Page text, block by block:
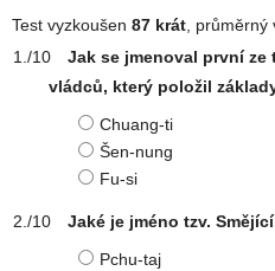
Test vyzkoušen 87 krát, průměrný
Jak se jmenoval první
vládců, který položil
Chuang-ti
Šen-nung
Fu-si
Jaké je jméno tzv.
Pchu-taj